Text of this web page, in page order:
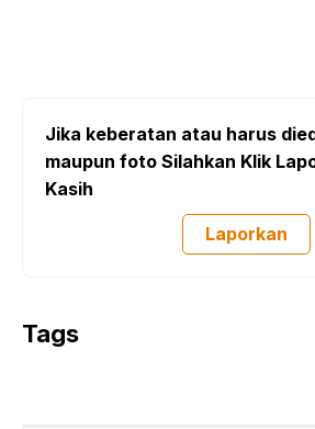
Jika keberatan atau harus
maupun foto Silahkan Klik
Kasih
Laporkan
Tags